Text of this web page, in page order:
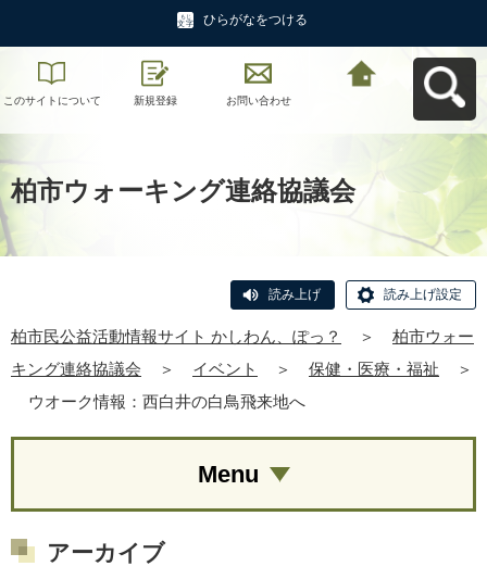
ひらがなをつける
このサイトについて 新規登録 お問い合わせ
柏市ウォーキング連絡協議会
読み上げ 読み上げ設定
柏市民公益活動情報サイト かしわん、ぽっ？ ＞
柏市ウォー
キング連絡協議会
＞ イベント ＞ 保健・医療・福祉
＞
ウオーク情報：西白井の白鳥飛来地へ
Menu
アーカイブ